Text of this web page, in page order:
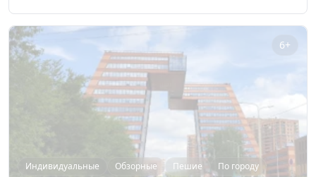
мышью, лисой и «Гусями», посещение уникальной экспозиции
поездов. Прикоснуться к истории, сделать яркие фото и открыть
Новосибирск с воды и суши.
6+
Индивидуальные Обзорные Пешие По городу